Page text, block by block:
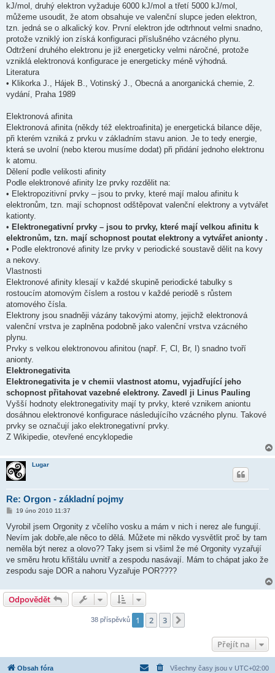
kJ/mol, druhý elektron vyžaduje 6000 kJ/mol a třetí 5000 kJ/mol,
můžeme usoudit, že atom obsahuje ve valenční slupce jeden elektron,
tzn. jedná se o alkalický kov. První elektron jde odtrhnout velmi snadno,
protože vzniklý ion získá konfiguraci příslušného vzácného plynu.
Odtržení druhého elektronu je již energeticky velmi náročné, protože
vzniklá elektronová konfigurace je energeticky méně výhodná.
Literatura
• Klikorka J., Hájek B., Votinský J., Obecná a anorganická chemie, 2.
vydání, Praha 1989
Elektronová afinita
Elektronová afinita (někdy též elektroafinita) je energetická bilance děje,
při kterém vzniká z prvku v základním stavu anion. Je to tedy energie,
která se uvolní (nebo kterou musíme dodat) při přidání jednoho elektronu
k atomu.
Dělení podle velikosti afinity
Podle elektronové afinity lze prvky rozdělit na:
• Elektropozitivní prvky – jsou to prvky, které mají malou afinitu k
elektronům, tzn. mají schopnost odštěpovat valenční elektrony a vytvářet
kationty.
• Elektronegativní prvky – jsou to prvky, které mají velkou afinitu k
elektronům, tzn. mají schopnost poutat elektrony a vytvářet anionty .
• Podle elektronové afinity lze prvky v periodické soustavě dělit na kovy
a nekovy.
Vlastnosti
Elektronové afinity klesají v každé skupině periodické tabulky s
rostoucím atomovým číslem a rostou v každé periodě s růstem
atomového čísla.
Elektrony jsou snadněji vázány takovými atomy, jejichž elektronová
valenční vrstva je zaplněna podobně jako valenční vrstva vzácného
plynu.
Prvky s velkou elektronovou afinitou (např. F, Cl, Br, I) snadno tvoří
anionty.
Elektronegativita
Elektronegativita je v chemii vlastnost atomu, vyjadřující jeho
schopnost přitahovat vazebné elektrony. Zavedl ji Linus Pauling
Vyšší hodnoty elektronegativity mají ty prvky, které vznikem aniontu
dosáhnou elektronové konfigurace následujícího vzácného plynu. Takové
prvky se označují jako elektronegativní prvky.
Z Wikipedie, otevřené encyklopedie
Lugar
Re: Orgon - základní pojmy
P
í
s
p
ě
e
k
19 úno 2010 11:37
Vyrobil jsem Orgonity z včelího vosku a mám v nich i nerez ale fungují.
Nevím jak dobře,ale něco to dělá. Můžete mi někdo vysvětlit proč by tam
neměla být nerez a olovo?? Taky jsem si všiml že mé Orgonity vyzařují
ve směru hrotu křištálu uvnitř a zespodu nasávají. Mám to chápat jako že
zespodu saje DOR a nahoru Vyzařuje POR????
Odpovědět
38 příspěvků 1 2 3
Přejít na
Obsah fóra Všechny časy jsou v UTC+02:00